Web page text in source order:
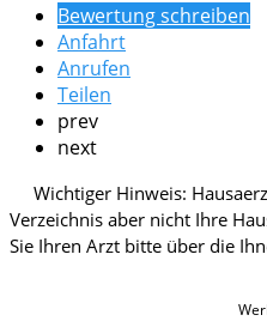
Bewertung schreiben
Anfahrt
Anrufen
Teilen
prev
next